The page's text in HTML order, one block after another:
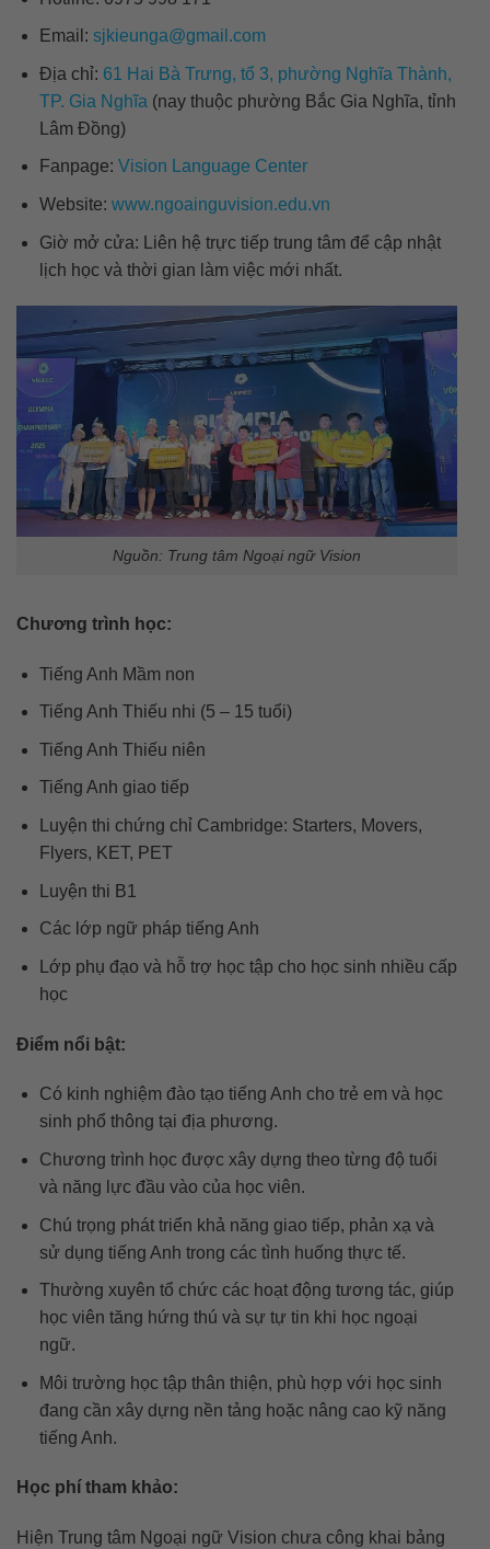
Email: sjkieunga@gmail.com
Địa chỉ: 61 Hai Bà Trưng, tổ 3, phường Nghĩa Thành,
TP. Gia Nghĩa (nay thuộc phường Bắc Gia Nghĩa, tỉnh
Lâm Đồng)
Fanpage: Vision Language Center
Website: www.ngoainguvision.edu.vn
Giờ mở cửa: Liên hệ trực tiếp trung tâm để cập nhật
lịch học và thời gian làm việc mới nhất.
Nguồn: Trung tâm Ngoại ngữ Vision
Chương trình học:
Tiếng Anh Mầm non
Tiếng Anh Thiếu nhi (5 – 15 tuổi)
Tiếng Anh Thiếu niên
Tiếng Anh giao tiếp
Luyện thi chứng chỉ Cambridge: Starters, Movers,
Flyers, KET, PET
Luyện thi B1
Các lớp ngữ pháp tiếng Anh
Lớp phụ đạo và hỗ trợ học tập cho học sinh nhiều cấp
học
Điểm nổi bật:
Có kinh nghiệm đào tạo tiếng Anh cho trẻ em và học
sinh phổ thông tại địa phương.
Chương trình học được xây dựng theo từng độ tuổi
và năng lực đầu vào của học viên.
Chú trọng phát triển khả năng giao tiếp, phản xạ và
sử dụng tiếng Anh trong các tình huống thực tế.
Thường xuyên tổ chức các hoạt động tương tác, giúp
học viên tăng hứng thú và sự tự tin khi học ngoại
ngữ.
Môi trường học tập thân thiện, phù hợp với học sinh
đang cần xây dựng nền tảng hoặc nâng cao kỹ năng
tiếng Anh.
Học phí tham khảo:
Hiện Trung tâm Ngoại ngữ Vision chưa công khai bảng